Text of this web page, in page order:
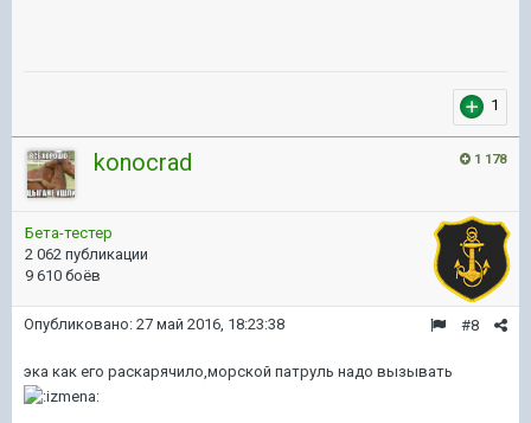
1
1 178
konocrad
Бета-тестер
2 062 публикации
9 610 боёв
#8
Опубликовано: 27 май 2016, 18:23:38
эка как его раскарячило,морской патруль надо вызывать